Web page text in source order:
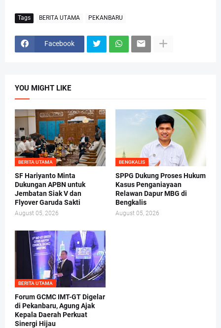
Tags BERITA UTAMA PEKANBARU
Facebook
YOU MIGHT LIKE
BERITA UTAMA
SF Hariyanto Minta
Dukungan APBN untuk
Jembatan Siak V dan
Flyover Garuda Sakti
August 05, 2026
BENGKALIS
SPPG Dukung Proses Hukum
Kasus Penganiayaan
Relawan Dapur MBG di
Bengkalis
August 05, 2026
BERITA UTAMA
Forum GCMC IMT-GT Digelar
di Pekanbaru, Agung Ajak
Kepala Daerah Perkuat
Sinergi Hijau